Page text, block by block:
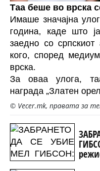
Таа беше во врска
Имаше значајна
година, каде што
заедно со
кого, според
врска.
За оваа улога,
награда „Златен
© Vecer.mk, правата за